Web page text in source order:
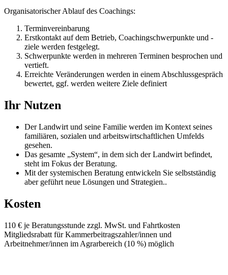
Organisatorischer Ablauf des Coachings:
Terminvereinbarung
Erstkontakt auf dem Betrieb, Coachingschwerpunkte und -
ziele werden festgelegt.
Schwerpunkte werden in mehreren Terminen besprochen und
vertieft.
Erreichte Veränderungen werden in einem Abschlussgespräch
bewertet, ggf. werden weitere Ziele definiert
Ihr Nutzen
Der Landwirt und seine Familie werden im Kontext seines
familiären, sozialen und arbeitswirtschaftlichen Umfelds
gesehen.
Das gesamte „System“, in dem sich der Landwirt befindet,
steht im Fokus der Beratung.
Mit der systemischen Beratung entwickeln Sie selbstständig
aber geführt neue Lösungen und Strategien..
Kosten
110 € je Beratungsstunde zzgl. MwSt. und Fahrtkosten
Mitgliedsrabatt für Kammerbeitragszahler/innen und
Arbeitnehmer/innen im Agrarbereich (10 %) möglich